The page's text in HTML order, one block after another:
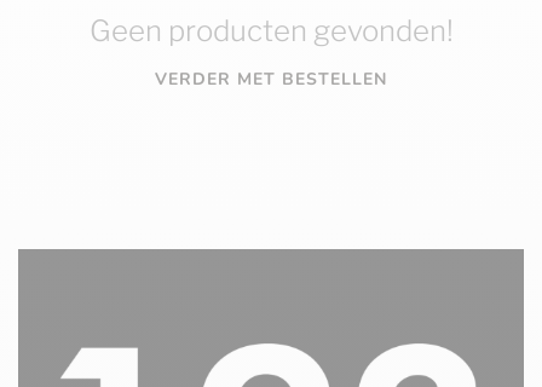
Geen producten gevonden!
VERDER MET BESTELLEN